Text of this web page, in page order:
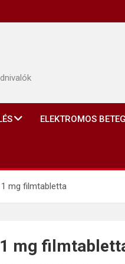
ELEKTROMOS
mg filmtabletta
mg